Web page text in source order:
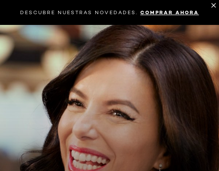
DESCUBRE NUESTRAS NOVEDADES. COMPRAR AHORA